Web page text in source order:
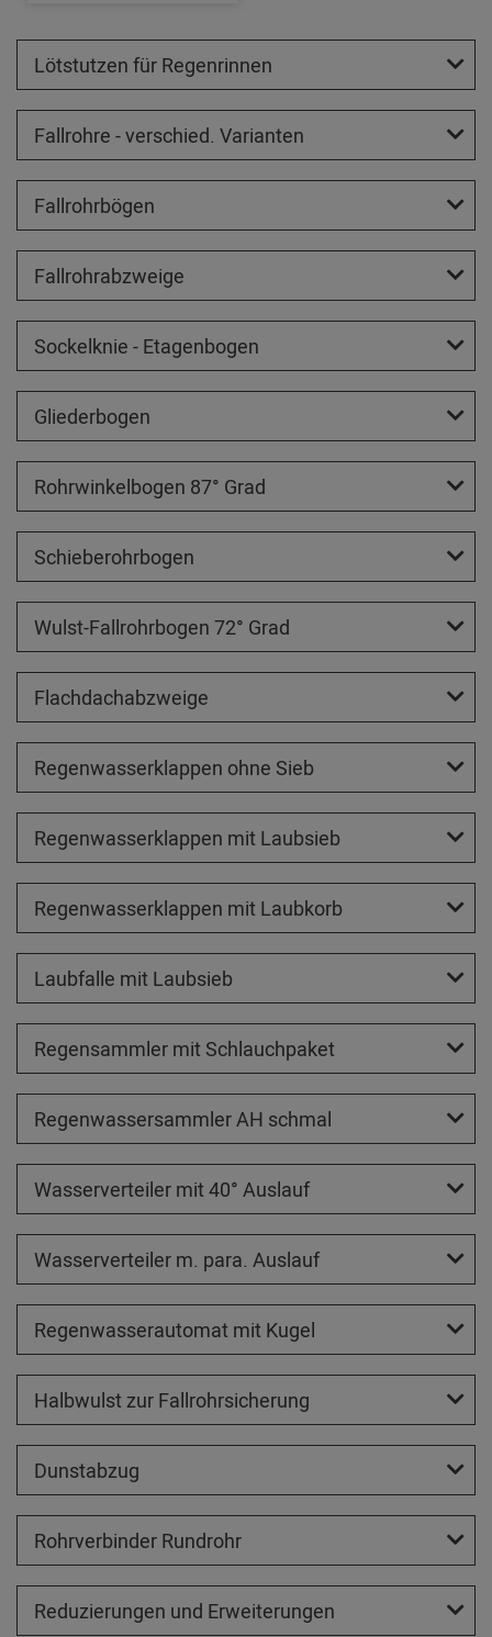
Lötstutzen für Regenrinnen
Fallrohre - verschied. Varianten
Fallrohrbögen
Fallrohrabzweige
Sockelknie - Etagenbogen
Gliederbogen
Rohrwinkelbogen 87° Grad
Schieberohrbogen
Wulst-Fallrohrbogen 72° Grad
Flachdachabzweige
Regenwasserklappen ohne Sieb
Regenwasserklappen mit Laubsieb
Regenwasserklappen mit Laubkorb
Laubfalle mit Laubsieb
Regensammler mit Schlauchpaket
Regenwassersammler AH schmal
Wasserverteiler mit 40° Auslauf
Wasserverteiler m. para. Auslauf
Regenwasserautomat mit Kugel
Halbwulst zur Fallrohrsicherung
Dunstabzug
Rohrverbinder Rundrohr
Reduzierungen und Erweiterungen